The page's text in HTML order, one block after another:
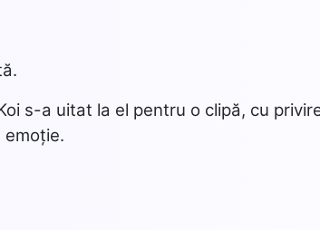
s-a uitat la el pentru o clipă, cu